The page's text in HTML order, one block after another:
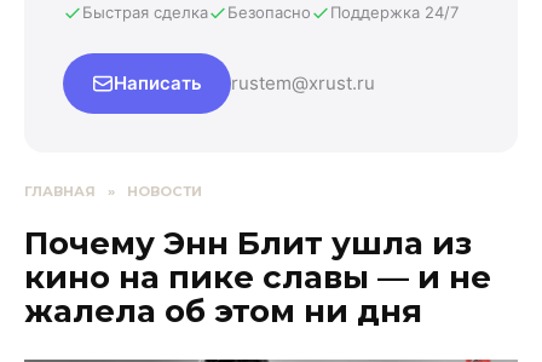
Быстрая сделка Безопасно Поддержка 24/7
Написать rustem@xrust.ru
ГЛАВНАЯ » НОВОСТИ
Почему Энн Блит ушла из
кино на пике славы — и не
жалела об этом ни дня